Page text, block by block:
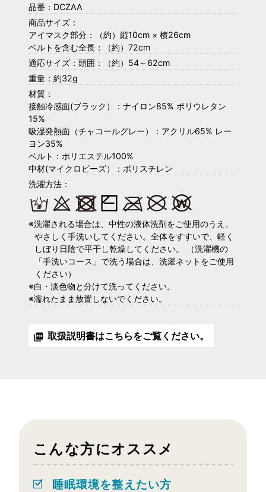
品番：DCZAA
商品サイズ：
アイマスク部分：（約）縦10cm × 横26cm
ベルトを含む全長：（約）72cm
適応サイズ：頭囲：（約）54～62cm
重量：約32g
材質：
接触冷感面(ブラック）：ナイロン85% ポリウレタン
15%
吸湿発熱面（チャコールグレー）：アクリル65% レー
ヨン35%
ベルト：ポリエステル100%
中材(マイクロビーズ）：ポリスチレン
洗濯方法：
洗濯される場合は、中性の液体洗剤をご使用のうえ、
やさしく手洗いしてください。全体をすすいで、軽く
しぼり日陰で平干し乾燥してください。 （洗濯機の
「手洗いコース」で洗う場合は、洗濯ネットをご使用
ください）
白・淡色物と分けて洗ってください。
濡れたまま放置しないでください。
picture_as_pdf 取扱説明書はこちらをご覧ください。
こんな方にオススメ
睡眠環境を整えたい方